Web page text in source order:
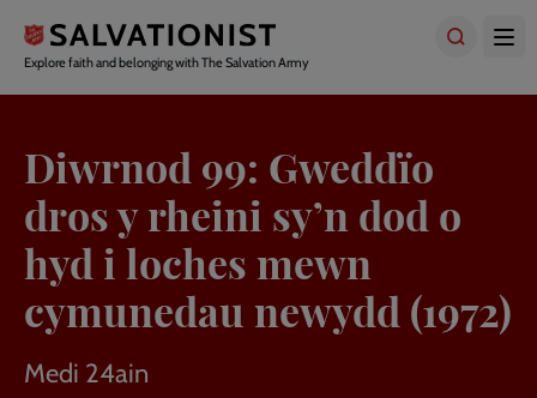
main
content
Explore faith and belonging with The Salvation Army
Diwrnod 99: Gweddïo
dros y rheini sy’n dod o
hyd i loches mewn
cymunedau newydd (1972)
Medi 24ain